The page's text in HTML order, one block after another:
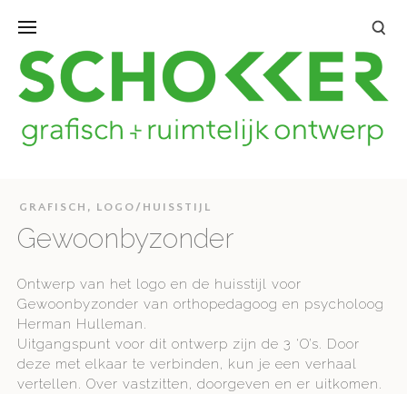
GRAFISCH , LOGO/HUISSTIJL
Gewoonbyzonder
Ontwerp van het logo en de huisstijl voor
Gewoonbyzonder van orthopedagoog en psycholoog
Herman Hulleman.
Uitgangspunt voor dit ontwerp zijn de 3 ‘O’s. Door
deze met elkaar te verbinden, kun je een verhaal
vertellen. Over vastzitten, doorgeven en er uitkomen.